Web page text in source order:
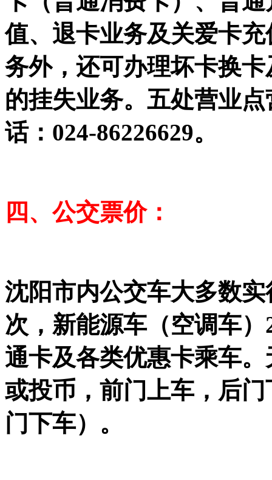
值、退卡业务及关爱卡
务外，还可办理坏卡换
的挂失业务。五处营业
话：024-86226629。
四、公交票价：
沈阳市内公交车大多数
次，新能源车（空调车
通卡及各类优惠卡乘车
或投币，前门上车，后
门下车）。